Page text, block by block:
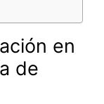
en
de